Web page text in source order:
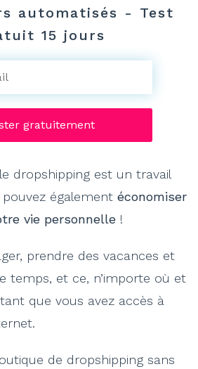
automatisés - Test
15 jours
dropshipping est un travail
également économiser
vie personnelle !
prendre des vacances et
temps, et ce, n’importe où et
que vous avez accès à
de dropshipping sans